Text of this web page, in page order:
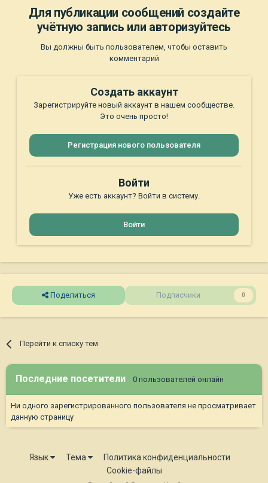
Для публикации сообщений создайте
учётную запись или авторизуйтесь
Вы должны быть пользователем, чтобы оставить
комментарий
Создать аккаунт
Зарегистрируйте новый аккаунт в нашем сообществе.
Это очень просто!
Регистрация нового пользователя
Войти
Уже есть аккаунт? Войти в систему.
Войти
Поделиться Подписчики 0
Перейти к списку тем
Последние посетители 0 пользователей онлайн
Ни одного зарегистрированного пользователя не просматривает
данную страницу
Язык Тема
Политика конфиденциальности
Cookie-файлы